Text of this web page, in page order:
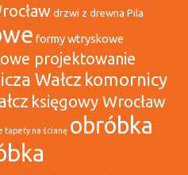
drzwi z drewna Pila
formy wtryskowe
projektowanie
Wałcz komornicy
księgowy Wrocław
tapety na ścianę obróbka